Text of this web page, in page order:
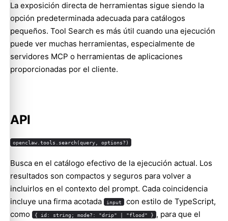
La exposición directa de herramientas sigue siendo la
opción predeterminada adecuada para catálogos
pequeños. Tool Search es más útil cuando una ejecución
puede ver muchas herramientas, especialmente de
servidores MCP o herramientas de aplicaciones
proporcionadas por el cliente.
API
openclaw.tools.search(query, options?)
Busca en el catálogo efectivo de la ejecución actual. Los
resultados son compactos y seguros para volver a
incluirlos en el contexto del prompt. Cada coincidencia
incluye una firma acotada
input con estilo de TypeScript,
como
{ id: string; mode?: "drip" | "flood" } , para que el